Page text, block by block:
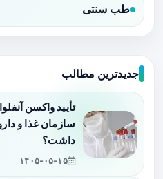
طب سنتی
جدیدترین مطالب
تأیید واکسن
سازمان غذا و
داشت؟
۱۴۰۵-۰۵-۱۵